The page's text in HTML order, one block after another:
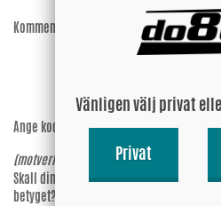
Kommentar:
Ange koden:
wjum5U
(motverkar spam)
Skall din epost-adress synas vid
betyget?
Vänligen välj privat
Privat